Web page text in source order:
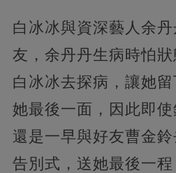
白冰冰與資深藝人余
友，余丹丹生病時怕
白冰冰去探病，讓她
她最後一面，因此即
還是一早與好友曹金
告別式，送她最後一